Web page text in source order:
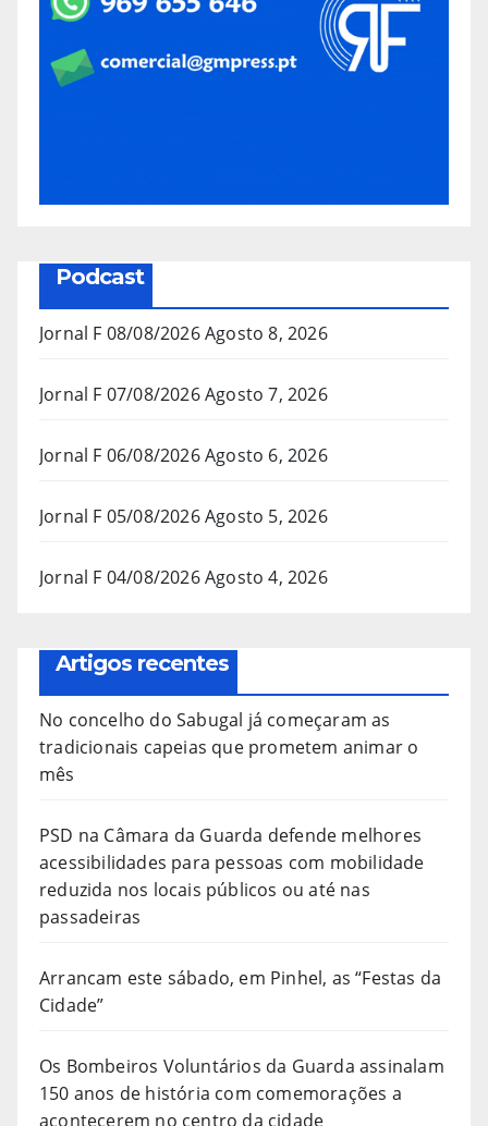
Podcast
Jornal F 08/08/2026Agosto 8, 2026
Jornal F 07/08/2026Agosto 7, 2026
Jornal F 06/08/2026Agosto 6, 2026
Jornal F 05/08/2026Agosto 5, 2026
Jornal F 04/08/2026Agosto 4, 2026
Artigos recentes
No concelho do Sabugal já começaram as
tradicionais capeias que prometem animar o
mês
PSD na Câmara da Guarda defende melhores
acessibilidades para pessoas com mobilidade
reduzida nos locais públicos ou até nas
passadeiras
Arrancam este sábado, em Pinhel, as “Festas da
Cidade”
Os Bombeiros Voluntários da Guarda assinalam
150 anos de história com comemorações a
acontecerem no centro da cidade